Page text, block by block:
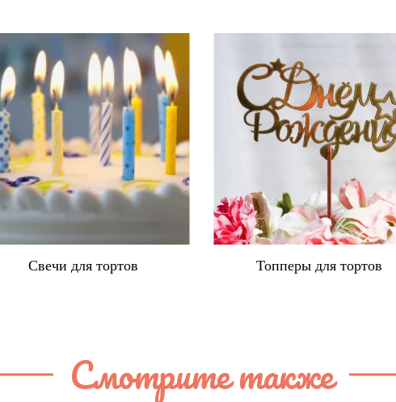
Свечи для тортов Топперы для тортов
Смотрите также